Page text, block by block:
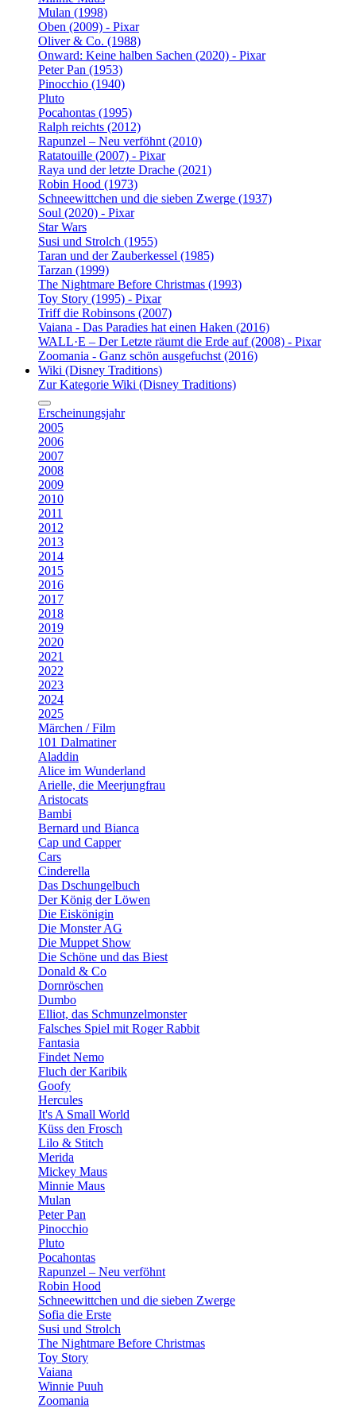
Mulan (1998)
Oben (2009) - Pixar
Oliver & Co. (1988)
Onward: Keine halben Sachen (2020) - Pixar
Peter Pan (1953)
Pinocchio (1940)
Pluto
Pocahontas (1995)
Ralph reichts (2012)
Rapunzel – Neu verföhnt (2010)
Ratatouille (2007) - Pixar
Raya und der letzte Drache (2021)
Robin Hood (1973)
Schneewittchen und die sieben Zwerge (1937)
Soul (2020) - Pixar
Star Wars
Susi und Strolch (1955)
Taran und der Zauberkessel (1985)
Tarzan (1999)
The Nightmare Before Christmas (1993)
Toy Story (1995) - Pixar
Triff die Robinsons (2007)
Vaiana - Das Paradies hat einen Haken (2016)
WALL·E – Der Letzte räumt die Erde auf (2008) - Pixar
Zoomania - Ganz schön ausgefuchst (2016)
Wiki (Disney Traditions)
Zur Kategorie Wiki (Disney Traditions)
Erscheinungsjahr
2005
2006
2007
2008
2009
2010
2011
2012
2013
2014
2015
2016
2017
2018
2019
2020
2021
2022
2023
2024
2025
Märchen / Film
101 Dalmatiner
Aladdin
Alice im Wunderland
Arielle, die Meerjungfrau
Aristocats
Bambi
Bernard und Bianca
Cap und Capper
Cars
Cinderella
Das Dschungelbuch
Der König der Löwen
Die Eiskönigin
Die Monster AG
Die Muppet Show
Die Schöne und das Biest
Donald & Co
Dornröschen
Dumbo
Elliot, das Schmunzelmonster
Falsches Spiel mit Roger Rabbit
Fantasia
Findet Nemo
Fluch der Karibik
Goofy
Hercules
It's A Small World
Küss den Frosch
Lilo & Stitch
Merida
Mickey Maus
Minnie Maus
Mulan
Peter Pan
Pinocchio
Pluto
Pocahontas
Rapunzel – Neu verföhnt
Robin Hood
Schneewittchen und die sieben Zwerge
Sofia die Erste
Susi und Strolch
The Nightmare Before Christmas
Toy Story
Vaiana
Winnie Puuh
Zoomania